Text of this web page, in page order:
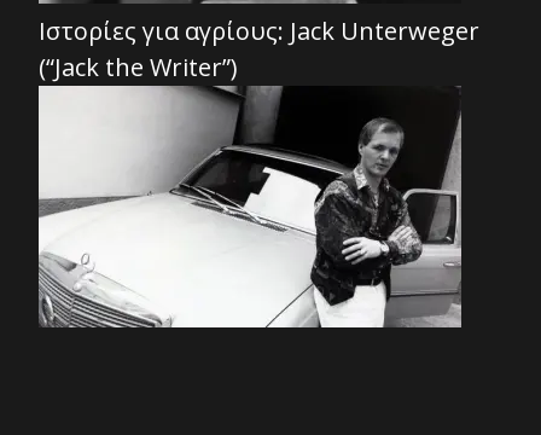
Ιστορίες για αγρίους: Jack Unterweger
(“Jack the Writer”)